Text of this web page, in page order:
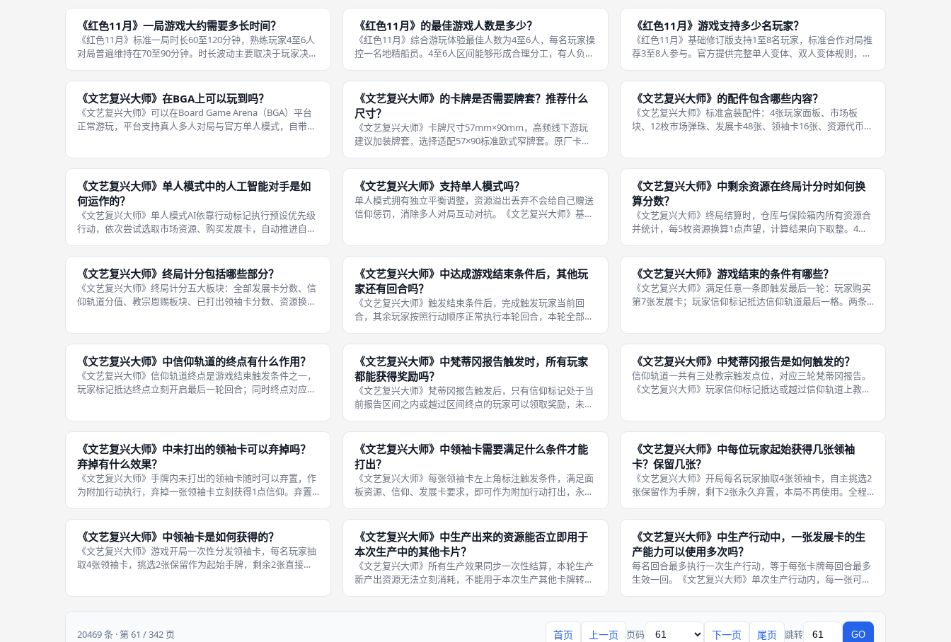
游戏版图，将物品代币替换为物品卡牌，大规模梳理、澄清
室惊魂》《骑士旅店》等经典作品，擅长
互相影响，低龄玩家很难预判连锁后果。 游戏主题轻松幽
默，地精潜艇求生题材没有血腥
《红色11月》一局游戏大约需要多长时间？
《红色11月》标准一局时长60至120分钟，熟练玩家4至6人
对局普遍维持在70至90分钟。时长波动主要取决于玩家决策
突破90分钟，大量时间消耗在查阅规则、讨论行动方案。游
戏时长由行动消耗
《红色11月》的最佳游戏人数是多少？
《红色11月》综合游玩体验最佳人数为4至6人，每名玩家操
控一名地精船员。4至6人区间能够形成合理分工，有人负责
系统，有人搜集道具调配烈酒与咖啡，不会出现人手极度紧
缺，也不会任务分散缺少紧迫
《红色11月》游戏支持多少名玩家？
《红色11月》基础修订版支持1至8名玩家，标准合作对局推
荐3至8人参与。官方提供完整单人变体、双人变体规则，单
玩家操控2名地精。 人数会直接改变对局压力：人数越少，
单名玩家需要处理的任务越
《文艺复兴大师》在BGA上可以玩到吗？
《文艺复兴大师》可以在Board Game Arena（BGA）平台
正常游玩，平台支持真人多人对局与官方单人模式，自带中
算、梵蒂冈报
《文艺复兴大师》的卡牌是否需要牌套？推荐什么
尺寸？
《文艺复兴大师》卡牌尺寸57mm×90mm，高频线下游玩
建议加装牌套，选择适配57×90标准欧式窄牌套。原厂卡牌
损；成都桌游经常循环开桌，加装牌套能够有效延长卡牌使
用寿命。 发展卡、领袖卡
《文艺复兴大师》的配件包含哪些内容？
《文艺复兴大师》标准盒装配件：4张玩家面板、市场板
块、12枚市场弹珠、发展卡48张、领袖卡16张、资源代币、
共16张，开局每人抽取4张
《文艺复兴大师》单人模式中的人工智能对手是如
何运作的？
《文艺复兴大师》单人模式AI依靠行动标记执行预设优先级
行动，依次尝试选取市场资源、购买发展卡，自动推进自身
拥有独立简化规则。 每回合依照固定决策顺序行动，优先选
取包含红色信仰弹珠的行列推
《文艺复兴大师》支持单人模式吗？
单人模式拥有独立平衡调整，资源溢出丢弃不会给自己赠送
信仰惩罚，消除多人对局互动对抗。《文艺复兴大师》基础
动优先级选取市场行列、购
《文艺复兴大师》中剩余资源在终局计分时如何换
算分数？
《文艺复兴大师》终局结算时，仓库与保险箱内所有资源合
并统计，每5枚资源换算1点声望，计算结果向下取整。4枚
资源种类不影响换算，所有物资统一计数。信仰不属于物质
资源，不参与这项换算。资
《文艺复兴大师》终局计分包括哪些部分？
《文艺复兴大师》终局计分五大板块：全部发展卡分数、信
仰轨道分值、教宗恩赐板块、已打出领袖卡分数、资源换算
得分按照标记最终停留格子读取分
《文艺复兴大师》中达成游戏结束条件后，其他玩
家还有回合吗？
《文艺复兴大师》触发结束条件后，完成触发玩家当前回
合，其余玩家按照行动顺序正常执行本轮回合，本轮全部结
出现有人提前出局缺少行动机会。 即便对手抢先触发终局条
件，剩余玩家依旧拥有完整一轮行动
《文艺复兴大师》游戏结束的条件有哪些？
《文艺复兴大师》满足任意一条即触发最后一轮：玩家购买
第7张发展卡；玩家信仰标记抵达信仰轨道最后一格。两条
全部结束之后，立即停止对局进入
《文艺复兴大师》中信仰轨道的终点有什么作用？
《文艺复兴大师》信仰轨道终点是游戏结束触发条件之一，
玩家标记抵达终点立刻开启最后一轮回合；同时终点对应高
终止对局，所有玩家完成本轮全部
《文艺复兴大师》中梵蒂冈报告触发时，所有玩家
都能获得奖励吗？
《文艺复兴大师》梵蒂冈报告触发后，只有信仰标记处于当
前报告区间之内或越过区间终点的玩家可以领取奖励，未进
信仰进度落后的玩家会直接错失本轮板块奖励。 每一轮报告
对应的恩赐板块价值逐步提升，错
《文艺复兴大师》中梵蒂冈报告是如何触发的？
信仰轨道一共有三处教宗触发点位，对应三轮梵蒂冈报告。
《文艺复兴大师》玩家信仰标记抵达或越过信仰轨道上教宗
分玩家位置：信仰标记处于报告区
《文艺复兴大师》中未打出的领袖卡可以弃掉吗？
弃掉有什么效果？
《文艺复兴大师》手牌内未打出的领袖卡随时可以弃置，作
为附加行动执行，弃掉一张领袖卡立刻获得1点信仰。弃置
要权衡取舍：保留领袖等待达成条件打出，获得持续特效外
加终局分数；提前弃置换取即时信
《文艺复兴大师》中领袖卡需要满足什么条件才能
打出？
《文艺复兴大师》每张领袖卡左上角标注触发条件，满足面
板资源、信仰、发展卡要求，即可作为附加行动打出，永久
以搭配市场、生产、购买卡牌任意行动执行。 打出之后领袖
持续提供被动增益，保留至游戏结
《文艺复兴大师》中每位玩家起始获得几张领袖
卡？保留几张？
《文艺复兴大师》开局每名玩家抽取4张领袖卡，自主挑选2
张保留作为手牌，剩下2张永久弃置，本局不再使用。全程
家可以随时选择弃置手牌领袖换取信仰，也可以满足条件打
出领袖获得持续被动特效。一旦
《文艺复兴大师》中领袖卡是如何获得的？
《文艺复兴大师》游戏开局一次性分发领袖卡，每名玩家抽
取4张领袖卡，挑选2张保留作为起始手牌，剩余2张直接弃
《文艺复兴大师》中生产出来的资源能否立即用于
本次生产中的其他卡片？
《文艺复兴大师》所有生产效果同步一次性结算，本轮生产
新产出资源无法立刻消耗，不能用于本次生产其他卡牌转
《文艺复兴大师》中生产行动中，一张发展卡的生
产能力可以使用多次吗？
每名回合最多执行一次生产行动，等于每张卡牌每回合最多
生效一回。《文艺复兴大师》单次生产行动内，每一张可见
想要多次利用同一张卡牌生产，必
20469 条 · 第 61 / 342 页
首页 上一页 页码 下一页 尾页 跳转 GO